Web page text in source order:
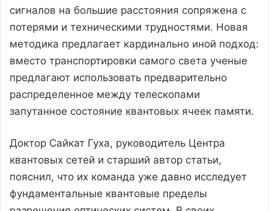
сигналов на большие расстояния сопряжена с
потерями и техническими трудностями. Новая
методика предлагает кардинально иной подход:
вместо транспортировки самого света ученые
предлагают использовать предварительно
распределенное между телескопами
запутанное состояние квантовых ячеек памяти.
Доктор Сайкат Гуха, руководитель Центра
квантовых сетей и старший автор статьи,
пояснил, что их команда уже давно исследует
фундаментальные квантовые пределы